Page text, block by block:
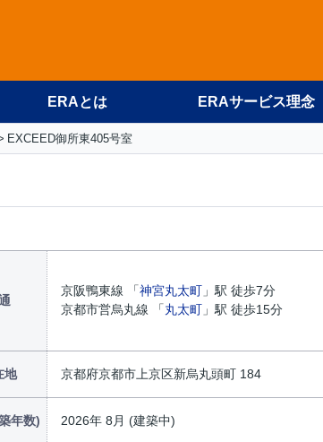
ERAとは ERAサービス理念
EXCEED御所東405号室
京阪鴨東線 「神宮丸太町 」駅 徒歩7分
京都市営烏丸線 「丸太町 」駅 徒歩15分
地 京都府京都市上京区新烏丸頭町 184
年数) 2026年 8月 (建築中)